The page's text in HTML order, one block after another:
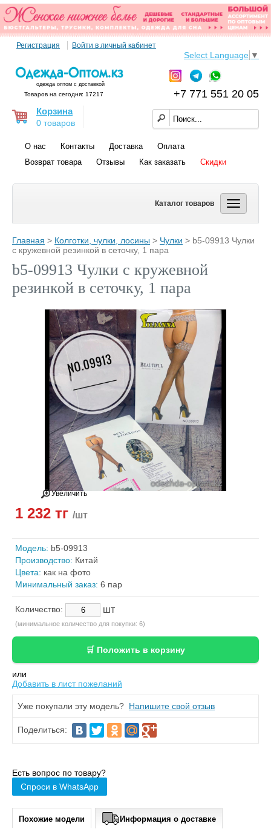
Регистрация Войти в личный кабинет
Select Language ▼
одежда оптом с доставкой
+7 771 551 20 05
Товаров на сегодня: 17217
Корзина
0 товаров
О нас Контакты Доставка
Оплата
Возврат товара
Отзывы Как заказать Скидки
Каталог товаров
Главная > Колготки, чулки, лосины > Чулки > b5-09913 Чулки
с кружевной резинкой в сеточку, 1 пара
b5-09913 Чулки с кружевной
резинкой в сеточку, 1 пара
Увеличить
1 232 тг /шт
Модель: b5-09913
Производство: Китай
Цвета: как на фото
Минимальный заказ: 6 пар
Количество: шт
(минимальное количество для покупки: 6)
или
Добавить в лист пожеланий
Уже покупали эту модель? Напишите свой отзыв
Поделиться:
Есть вопрос по товару?
Спроси в WhatsApp
Похожие модели Информация о доставке